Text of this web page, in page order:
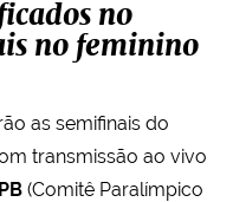
no
no feminino
as semifinais do
transmissão ao vivo
(Comitê Paralímpico